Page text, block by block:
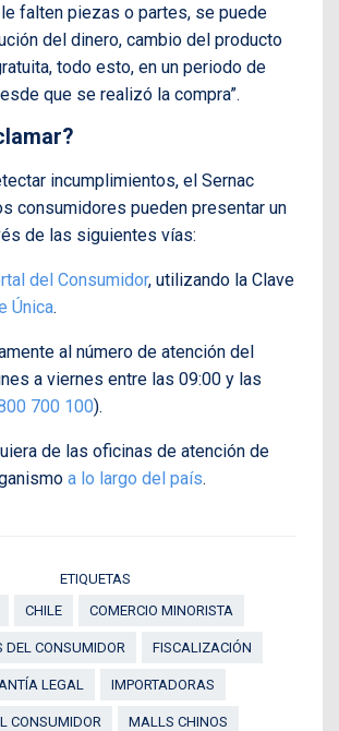
falten piezas o partes, se puede
del dinero, cambio del producto
todo esto, en un periodo de
que se realizó la compra”.
incumplimientos, el Sernac
consumidores pueden presentar un
de las siguientes vías:
del Consumidor, utilizando la Clave
Única.
al número de atención del
a viernes entre las 09:00 y las
700 100).
de las oficinas de atención de
a lo largo del país.
ETIQUETAS
CHILE COMERCIO MINORISTA
DEL CONSUMIDOR FISCALIZACIÓN
LEGAL IMPORTADORAS
CONSUMIDOR MALLS CHINOS